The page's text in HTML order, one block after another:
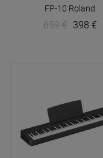
FP-10 Roland
659 € 398 €